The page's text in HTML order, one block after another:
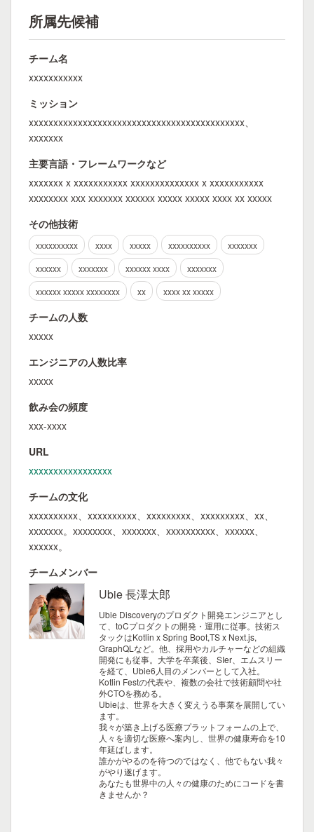
所属先候補
チーム名
xxxxxxxxxxx
ミッション
xxxxxxxxxxxxxxxxxxxxxxxxxxxxxxxxxxxxxxxxxxxx、
xxxxxxx
主要言語・フレームワークなど
xxxxxxx x xxxxxxxxxxx xxxxxxxxxxxxxx x xxxxxxxxxxx
xxxxxxxx xxx xxxxxxx xxxxxx xxxxx xxxxx xxxx xx xxxxx
その他技術
xxxxxxxxxx xxxx xxxxx xxxxxxxxxx
xxxxxxx
xxxxxx
xxxxxxx xxxxxx xxxx
xxxxxxx
xxxxxx xxxxx xxxxxxxx
xx xxxx xx xxxxx
チームの人数
xxxxx
エンジニアの人数比率
xxxxx
飲み会の頻度
xxx-xxxx
URL
xxxxxxxxxxxxxxxxx
チームの文化
xxxxxxxxxx、xxxxxxxxxx、xxxxxxxxx、xxxxxxxxx、xx、
xxxxxxx。xxxxxxxx、xxxxxxx、xxxxxxxxxx、xxxxxx、
xxxxxx。
チームメンバー
Ubie 長澤太郎
Ubie Discoveryのプロダクト開発エンジニアとし
て、toCプロダクトの開発・運用に従事。技術ス
タックはKotlin x Spring Boot,TS x Next.js,
GraphQLなど。他、採用やカルチャーなどの組織
開発にも従事。大学を卒業後、SIer、エムスリー
を経て、Ubie6人目のメンバーとして入社。
Kotlin Festの代表や、複数の会社で技術顧問や社
外CTOを務める。
Ubieは、世界を大きく変えうる事業を展開してい
ます。
我々が築き上げる医療プラットフォームの上で、
人々を適切な医療へ案内し、世界の健康寿命を10
年延ばします。
誰かがやるのを待つのではなく、他でもない我々
がやり遂げます。
あなたも世界中の人々の健康のためにコードを書
きませんか？